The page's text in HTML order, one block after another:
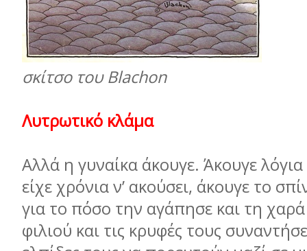
σκίτσο του Blachon
Λυτρωτικό κλάμα
Αλλά η γυναίκα άκουγε. Άκουγε
είχε χρόνια ν’ ακούσει, άκουγε το
για το πόσο την αγάπησε και τη
φιλιού και τις κρυφές τους